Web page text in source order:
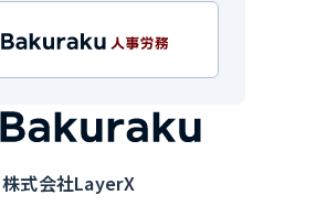
株式会社LayerX